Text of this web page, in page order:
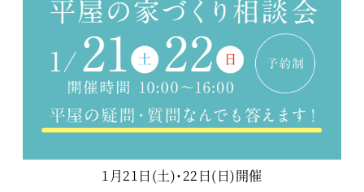
1月21日(土)・22日(日)開催